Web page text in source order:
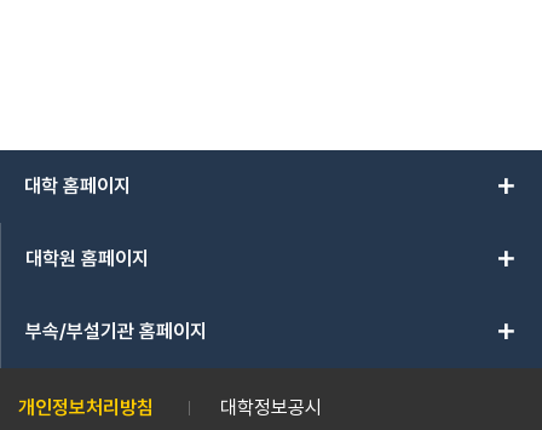
대학 홈페이지 add
대학원 홈페이지 add
부속/부설기관 홈페이지 add
개인정보처리방침 대학정보공시